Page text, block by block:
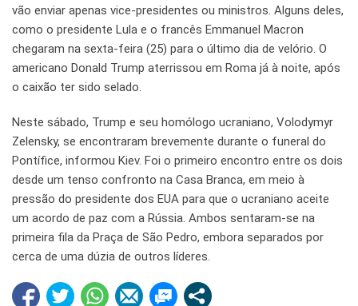
vão enviar apenas vice-presidentes ou ministros. Alguns deles,
como o presidente Lula e o francês Emmanuel Macron
chegaram na sexta-feira (25) para o último dia de velório. O
americano Donald Trump aterrissou em Roma já à noite, após
o caixão ter sido selado.
Neste sábado, Trump e seu homólogo ucraniano, Volodymyr
Zelensky, se encontraram brevemente durante o funeral do
Pontífice, informou Kiev. Foi o primeiro encontro entre os dois
desde um tenso confronto na Casa Branca, em meio à
pressão do presidente dos EUA para que o ucraniano aceite
um acordo de paz com a Rússia. Ambos sentaram-se na
primeira fila da Praça de São Pedro, embora separados por
cerca de uma dúzia de outros líderes.